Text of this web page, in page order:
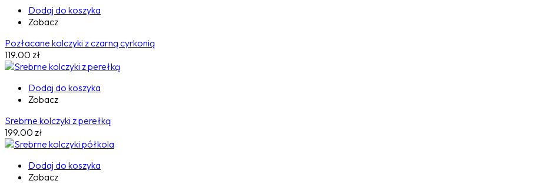
Dodaj do koszyka
Zobacz
Pozłacane kolczyki z czarną cyrkonią
119.00 zł
Dodaj do koszyka
Zobacz
Srebrne kolczyki z perełką
199.00 zł
Dodaj do koszyka
Zobacz